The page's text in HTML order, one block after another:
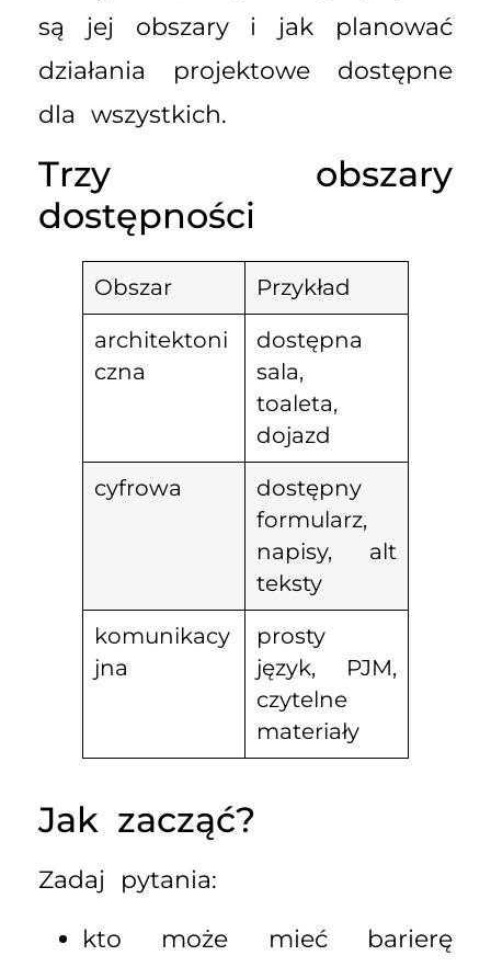
są jej obszary i jak planować
działania projektowe dostępne
dla wszystkich.
Trzy obszary
dostępności
Obszar
Przykład
architektoni
czna
dostępna
sala,
toaleta,
dojazd
cyfrowa
dostępny
formularz,
napisy, alt
teksty
komunikacy
jna
prosty
język, PJM,
czytelne
materiały
Jak zacząć?
Zadaj pytania:
kto może mieć barierę